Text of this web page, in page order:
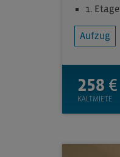
1. Etage
Aufzug
258 €
KALTMIETE